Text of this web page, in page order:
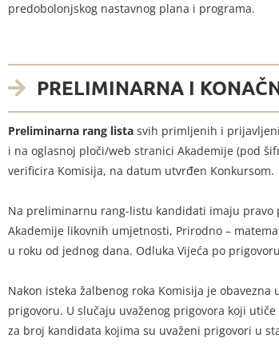
predobolonjskog nastavnog plana i programa.
PRELIMINARNA I
Preliminarna rang lista svih primljenih i
i na oglasnoj ploči/web stranici Akademije (pod
verificira Komisija, na datum utvrđen Konkursom.
Na preliminarnu rang-listu kandidati imaju pravo
Akademije likovnih umjetnosti, Prirodno –
u roku od jednog dana. Odluka Vijeća po
Nakon isteka žalbenog roka Komisija je
prigovoru. U slučaju uvaženog prigovora koji
za broj kandidata kojima su uvaženi prigovori u